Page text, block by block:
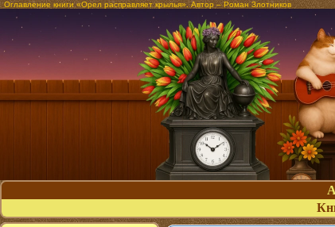
Оглавление книги «Орел расправляет крылья». Автор – Роман Злотников